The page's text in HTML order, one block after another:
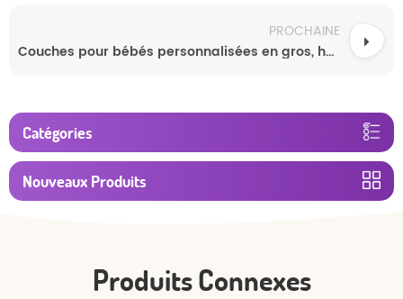
PROCHAINE
Couches pour bébés personnalisées en gros, haute absorption, confort et tailles complètes pour votre marque
Catégories
Nouveaux Produits
Produits Connexes